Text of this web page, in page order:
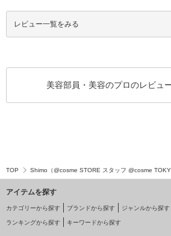
レビュー一覧をみる
美容部員・美容のプロのレビュ
TOP Shimo（@cosme STORE スタッフ @cosme
アイテムを探す
カテゴリーから探す ブランドから探す ジャンルから探す
ランキングから探す キーワードから探す